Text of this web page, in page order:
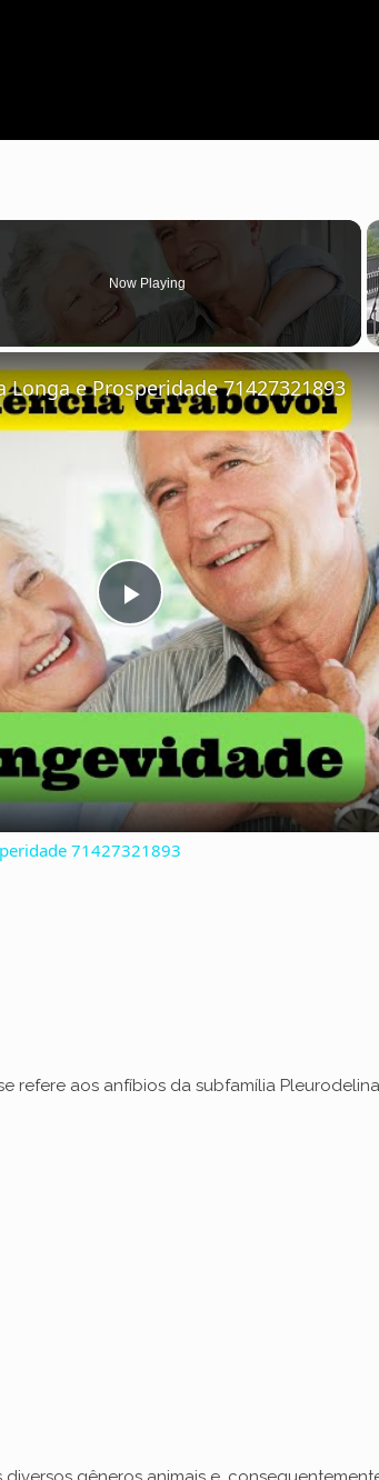
Now Playing
P
l
a
y
e
Longa e Prosperidade 71427321893
71427321893
refere aos anfíbios da subfamília